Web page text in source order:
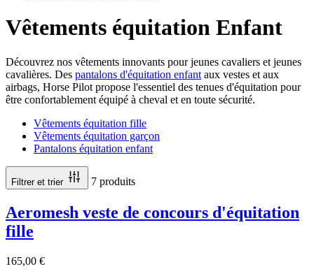
Vêtements équitation Enfant
Découvrez nos vêtements innovants pour jeunes cavaliers et jeunes
cavalières. Des pantalons d'équitation enfant aux vestes et aux
airbags, Horse Pilot propose l'essentiel des tenues d'équitation pour
être confortablement équipé à cheval et en toute sécurité.
Vêtements équitation fille
Vêtements équitation garçon
Pantalons équitation enfant
Filtrer et trier 7 produits
Aeromesh veste de concours d'équitation
fille
165,00 €